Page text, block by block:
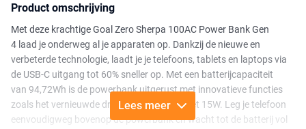
Product omschrijving
Met deze krachtige Goal Zero Sherpa 100AC Power Bank Gen
4 laad je onderweg al je apparaten op. Dankzij de nieuwe en
verbeterde technologie, laadt je je telefoons, tablets en laptops via
de USB-C uitgang tot 60% sneller op. Met een batterijcapaciteit
van 94,72Wh is de powerbank uitgerust met innovatieve functies
zoals het vernieuwde draadloos opladen met 15W. Leg je telefoon
eenvoudigweg bovenop de powerbank en wacht tot de batterij vol
Lees meer